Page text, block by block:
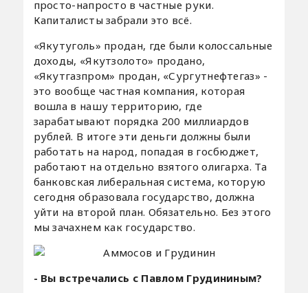
просто-напросто в частные руки.
Капиталисты забрали это всё.
«Якутуголь» продан, где были колоссальные
доходы, «Якутзолото» продано,
«Якутгазпром» продан, «Сургутнефтегаз» -
это вообще частная компания, которая
вошла в нашу территорию, где
зарабатывают порядка 200 миллиардов
рублей. В итоге эти деньги должны были
работать на народ, попадая в госбюджет,
работают на отдельно взятого олигарха. Та
банковская либеральная система, которую
сегодня образовала государство, должна
уйти на второй план. Обязательно. Без этого
мы зачахнем как государство.
- Вы встречались с Павлом Грудининым?